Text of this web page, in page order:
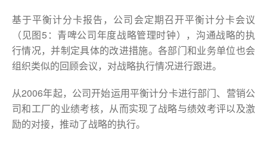
基于平衡计分卡报告，公司会定期召开平衡计分卡会议
（见图5：青啤公司年度战略管理时钟），沟通战略的执
行情况，并制定具体的改进措施。各部门和业务单位也会
组织类似的回顾会议，对战略执行情况进行跟进。
从2006年起，公司开始运用平衡计分卡进行部门、营销公
司和工厂的业绩考核，从而实现了战略与绩效考评以及激
励的对接，推动了战略的执行。